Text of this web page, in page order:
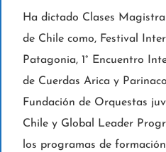
Ha dictado Clases
de Chile como, Festival
Patagonia, 1° Encuentro
de Cuerdas Arica y
Fundación de Orquestas
Chile y Global Leader
los programas de